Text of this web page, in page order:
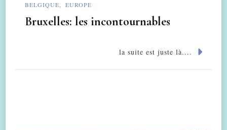
BELGIQUE EUROPE
Bruxelles: les incontournables
la suite est juste là....